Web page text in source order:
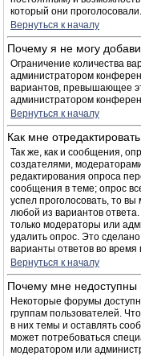
который они проголосовали.
Вернуться к началу
Почему я не могу
Ограничение количества
администратором
вариантов, превышающее
администратором
Вернуться к началу
Как мне
Так же, как и сообщения,
создателями,
редактирования опроса
сообщения в теме; опрос
успел проголосовать, то
любой из вариантов
только модераторы или
удалить опрос. Это
варианты ответов во время
Вернуться к началу
Почему мне
Некоторые форумы
группам пользователей.
в них темы и оставлять
может потребоваться
модератором или